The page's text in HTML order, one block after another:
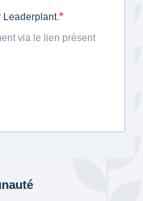
Leaderplant.
via le lien présent